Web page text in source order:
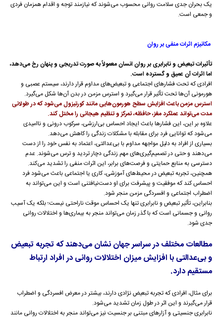
یک بحران جدی سلامت روانی محسوب می‌شوند که نیازمند توجه و اقدام همزمان فردی
و جمعی است.
مکانیزم اثرات منفی بر روان
تأثیرات تبعیض و نابرابری بر روان انسان معمولاً به صورت تدریجی و پنهان رخ می‌دهد،
اما اثرات آن عمیق و گسترده است.
افرادی که تحت فشارهای اجتماعی و تبعیض‌های مداوم قرار دارند، سیستم عصبی و
هورمونی آن‌ها تحت تأثیر قرار می‌گیرد و استرس مزمن در بدن آن‌ها شکل می‌گیرد.
استرس مزمن باعث افزایش سطح هورمون‌هایی مانند کورتیزول می‌شود که در طولانی
مدت می‌تواند عملکرد مغز، حافظه، تمرکز و تنظیم هیجانی را مختل کند.
علاوه بر این، این فشارها باعث ایجاد احساس بی‌ارزشی، سرکوب درونی و ناامیدی
می‌شود که توانایی فرد برای مقابله با مشکلات زندگی را کاهش می‌دهد.
بسیاری از افراد به دلیل مواجهه مداوم با بی‌عدالتی، اعتماد به نفس خود را از دست
می‌دهند و حتی در تصمیم‌گیری‌های مهم زندگی دچار تردید و ترس می‌شوند. عدم
دسترسی به منابع حمایتی و فرصت‌های برابر، این اثرات منفی را تشدید می‌کند.
همچنین، تجربه تبعیض در محیط‌های آموزشی، کاری یا اجتماعی باعث می‌شود فرد
احساس کند که موفقیت و پیشرفت برای او دست‌نیافتنی است و این می‌تواند به
اضطراب اجتماعی و افسردگی مزمن منجر شود.
بنابراین، تأثیر تبعیض و نابرابری تنها یک احساس موقت ناراحتی نیست؛ بلکه یک آسیب
روانی و جسمانی است که با گذر زمان می‌تواند منجر به بیماری‌ها و اختلالات روانی
جدی شود.
مطالعات مختلف در سراسر جهان نشان می‌دهند که تجربه تبعیض
و بی‌عدالتی با افزایش میزان اختلالات روانی در افراد ارتباط
مستقیم دارد.
برای مثال، افرادی که تجربه تبعیض نژادی دارند، بیشتر در معرض افسردگی و اضطراب
قرار می‌گیرند و این اثر در طول زمان تشدید می‌شود.
نابرابری جنسیتی و آزارهای مبتنی بر جنسیت نیز می‌تواند منجر به اختلالات روانی مانند